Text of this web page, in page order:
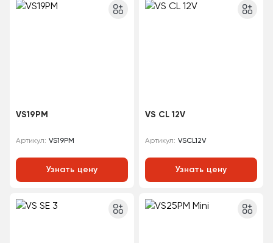
VS19PM
Артикул: VS19PM
Узнать цену
VS CL 12V
Артикул: VSCL12V
Узнать цену